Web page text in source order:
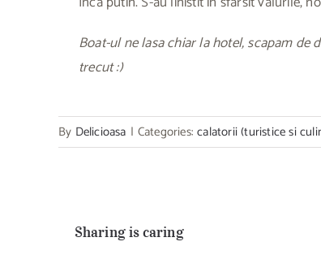
Boat-ul ne lasa chiar la hotel, scapam de
trecut :)
By Delicioasa | Categories:calatorii (turistice si
Sharing is caring